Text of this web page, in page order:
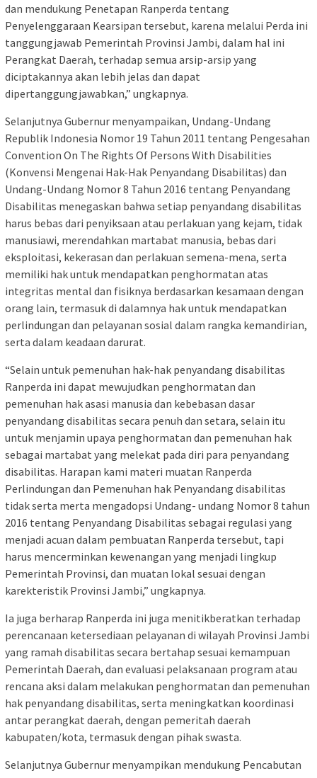
dan mendukung Penetapan Ranperda tentang
Penyelenggaraan Kearsipan tersebut, karena melalui Perda ini
tanggungjawab Pemerintah Provinsi Jambi, dalam hal ini
Perangkat Daerah, terhadap semua arsip-arsip yang
diciptakannya akan lebih jelas dan dapat
dipertanggungjawabkan,” ungkapnya.
Selanjutnya Gubernur menyampaikan, Undang-Undang
Republik Indonesia Nomor 19 Tahun 2011 tentang Pengesahan
Convention On The Rights Of Persons With Disabilities
(Konvensi Mengenai Hak-Hak Penyandang Disabilitas) dan
Undang-Undang Nomor 8 Tahun 2016 tentang Penyandang
Disabilitas menegaskan bahwa setiap penyandang disabilitas
harus bebas dari penyiksaan atau perlakuan yang kejam, tidak
manusiawi, merendahkan martabat manusia, bebas dari
eksploitasi, kekerasan dan perlakuan semena-mena, serta
memiliki hak untuk mendapatkan penghormatan atas
integritas mental dan fisiknya berdasarkan kesamaan dengan
orang lain, termasuk di dalamnya hak untuk mendapatkan
perlindungan dan pelayanan sosial dalam rangka kemandirian,
serta dalam keadaan darurat.
“Selain untuk pemenuhan hak-hak penyandang disabilitas
Ranperda ini dapat mewujudkan penghormatan dan
pemenuhan hak asasi manusia dan kebebasan dasar
penyandang disabilitas secara penuh dan setara, selain itu
untuk menjamin upaya penghormatan dan pemenuhan hak
sebagai martabat yang melekat pada diri para penyandang
disabilitas. Harapan kami materi muatan Ranperda
Perlindungan dan Pemenuhan hak Penyandang disabilitas
tidak serta merta mengadopsi Undang- undang Nomor 8 tahun
2016 tentang Penyandang Disabilitas sebagai regulasi yang
menjadi acuan dalam pembuatan Ranperda tersebut, tapi
harus mencerminkan kewenangan yang menjadi lingkup
Pemerintah Provinsi, dan muatan lokal sesuai dengan
karekteristik Provinsi Jambi,” ungkapnya.
Ia juga berharap Ranperda ini juga menitikberatkan terhadap
perencanaan ketersediaan pelayanan di wilayah Provinsi Jambi
yang ramah disabilitas secara bertahap sesuai kemampuan
Pemerintah Daerah, dan evaluasi pelaksanaan program atau
rencana aksi dalam melakukan penghormatan dan pemenuhan
hak penyandang disabilitas, serta meningkatkan koordinasi
antar perangkat daerah, dengan pemeritah daerah
kabupaten/kota, termasuk dengan pihak swasta.
Selanjutnya Gubernur menyampikan mendukung Pencabutan